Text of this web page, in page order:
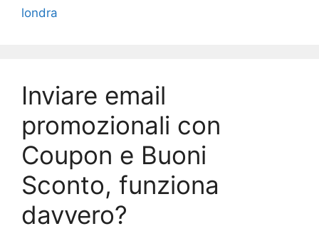
londra
Inviare email
promozionali con
Coupon e Buoni
Sconto, funziona
davvero?